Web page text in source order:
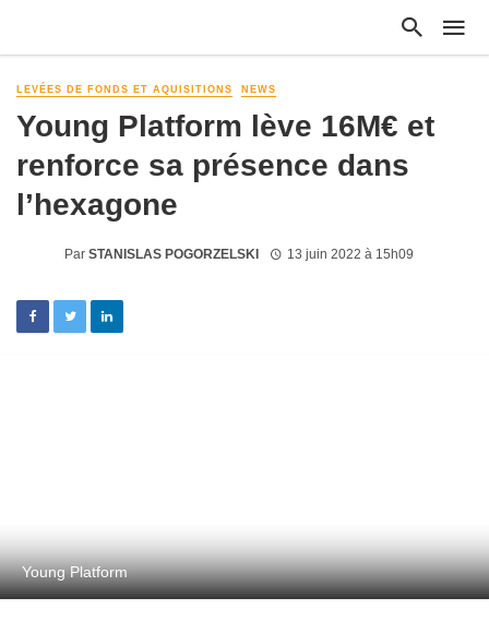
LEVÉES DE FONDS ET AQUISITIONS NEWS
Young Platform lève 16M€ et
renforce sa présence dans
l’hexagone
Par STANISLAS POGORZELSKI 13 juin 2022 à 15h09
Young Platform